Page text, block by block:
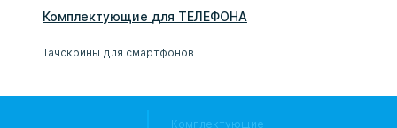
Комплектующие для ТЕЛЕФОНА
Тачскрины для смартфонов
Комплектующие